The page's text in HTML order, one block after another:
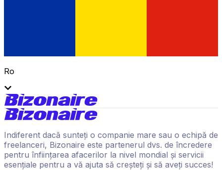
Ro
Indiferent dacă sunteți o companie mare sau o echipă de
freelanceri, Bizonaire este partenerul dvs. de încredere
pentru înființarea afacerilor la nivel mondial și servicii
esențiale pentru a vă ajuta să creșteți și să aveți succes!